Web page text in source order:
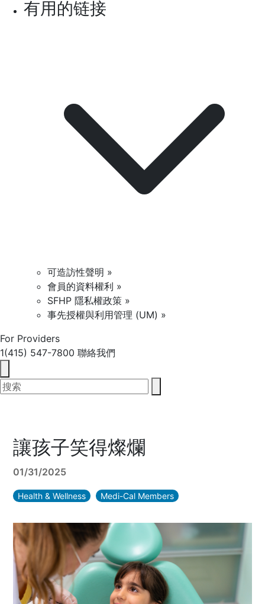
有用的链接
可造訪性聲明 »
會員的資料權利 »
SFHP 隱私權政策 »
事先授權與利用管理 (UM) »
For Providers
1(415) 547-7800 聯絡我們
讓孩子笑得燦爛
01/31/2025
Health & Wellness Medi-Cal Members